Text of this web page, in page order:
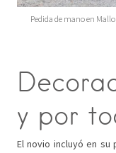
Pedida de mano en
y por
El novio incluyó en